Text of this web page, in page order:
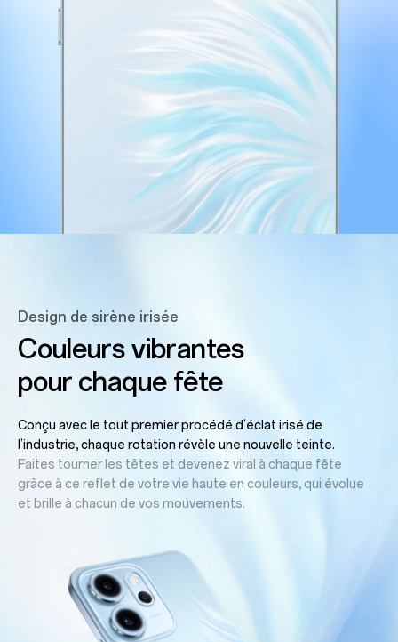
Design de sirène irisée
Couleurs vibrantes
pour chaque fête
Conçu avec le tout premier procédé d’éclat irisé de
l’industrie, chaque rotation révèle une nouvelle teinte.
Faites tourner les têtes et devenez viral à chaque fête
grâce à ce reflet de votre vie haute en couleurs, qui évolue
et brille à chacun de vos mouvements.